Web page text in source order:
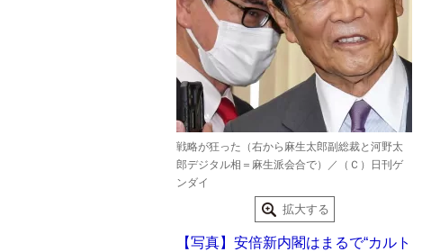
戦略が狂った（右から麻生太郎副総裁と河野太
郎デジタル相＝麻生派会合で）／（Ｃ）日刊ゲ
ンダイ
拡大する
【写真】安倍新内閣はまるで“カルト